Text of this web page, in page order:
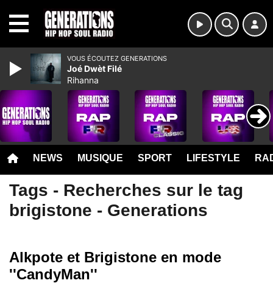
NEWS MUSIQUE SPORT LIFESTYLE
Tags - Recherches sur le tag
brigistone - Generations
Alkpote et Brigistone en mode
''CandyMan''
VOUS ÉCOUTEZ GENERATIONS
Joé Dwèt Filé
Rihanna